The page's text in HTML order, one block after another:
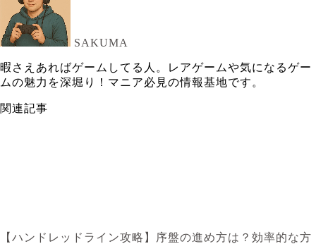
SAKUMA
暇さえあればゲームしてる人。レアゲームや気になるゲー
ムの魅力を深堀り！マニア必見の情報基地です。
関連記事
【ハンドレッドライン攻略】序盤の進め方は？効率的な方